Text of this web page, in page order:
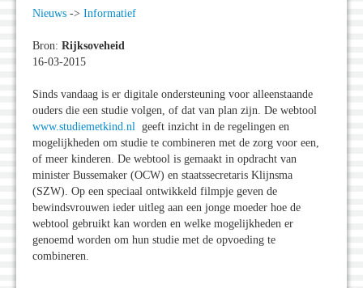
Nieuws -> Informatief
Bron: Rijksoveheid
16-03-2015
Sinds vandaag is er digitale ondersteuning voor alleenstaande
ouders die een studie volgen, of dat van plan zijn. De webtool
www.studiemetkind.nl geeft inzicht in de regelingen en
mogelijkheden om studie te combineren met de zorg voor een,
of meer kinderen. De webtool is gemaakt in opdracht van
minister Bussemaker (OCW) en staatssecretaris Klijnsma
(SZW). Op een speciaal ontwikkeld filmpje geven de
bewindsvrouwen ieder uitleg aan een jonge moeder hoe de
webtool gebruikt kan worden en welke mogelijkheden er
genoemd worden om hun studie met de opvoeding te
combineren.